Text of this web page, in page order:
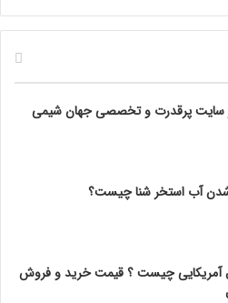
سایت پرقدرت و تخصصی جهان شیمی
آب استخر شنا چیست؟
آمریکایی چیست ؟ قیمت خرید و فروش